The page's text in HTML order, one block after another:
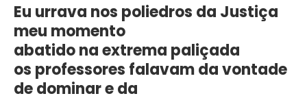
Eu urrava nos poliedros da Justiça
meu momento
abatido na extrema paliçada
os professores falavam da vontade
de dominar e da